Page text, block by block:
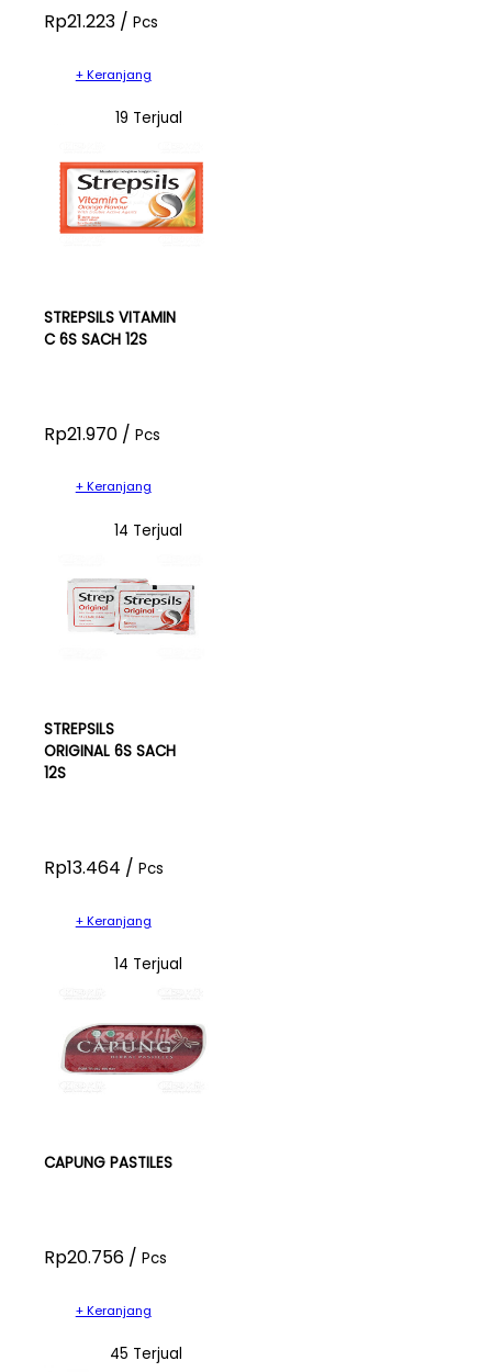
Rp21.223 / Pcs
+ Keranjang
19 Terjual
STREPSILS VITAMIN
C 6S SACH 12S
Rp21.970 / Pcs
+ Keranjang
14 Terjual
STREPSILS
ORIGINAL 6S SACH
12S
Rp13.464 / Pcs
+ Keranjang
14 Terjual
CAPUNG PASTILES
Rp20.756 / Pcs
+ Keranjang
45 Terjual